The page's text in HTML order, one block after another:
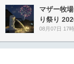
マザー牧
り祭り
08月07日 17